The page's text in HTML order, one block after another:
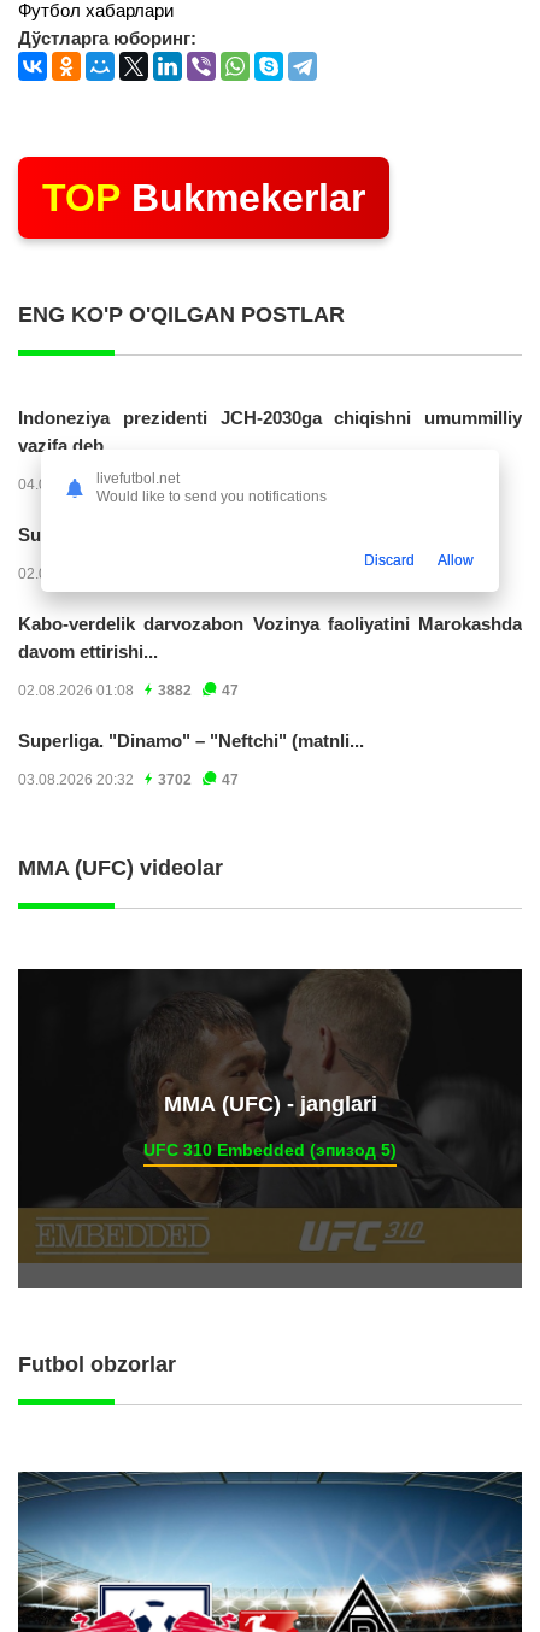
Футбол хабарлари
Дўстларга юборинг:
TOP Bukmekerlar
ENG KO'P O'QILGAN POSTLAR
Indoneziya prezidenti JCH-2030ga chiqishni umummilliy
vazifa deb...
04.08.2026 02:11 14202
Superliga. “Buxoro” - “Lokomotiv”...
02.08.2026 03:08
Kabo-verdelik darvozabon Vozinya faoliyatini Marokashda
davom ettirishi...
02.08.2026 01:08 3882 47
Superliga. "Dinamo" – "Neftchi" (matnli...
03.08.2026 20:32 3702 47
MMA (UFC) videolar
ММА (UFC) - janglari
UFC 310 Embedded (эпизод 5)
Futbol obzorlar
livefutbol.net
Would like to send you notifications
Discard Allow